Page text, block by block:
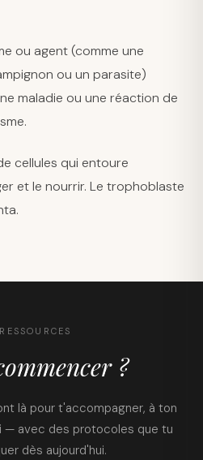
ou agent (comme une
ou un parasite)
maladie ou une réaction de
cellules qui entoure
et le nourrir. Le trophoblaste
?
là pour t'accompagner, à ton
— avec des protocoles que tu
dès aujourd'hui.